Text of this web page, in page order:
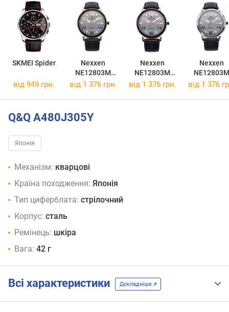
SKMEI Spider
Nexxen
NE12803M
GP/BLK/WHT/
Nexxen
NE12803M
RG/BLK/WHT/
Nexxen
NE12803M
PNP/PNP/
від 949 грн. від 1 376 грн. від 1 376 грн. від 1 376
Q&Q A480J305Y
Японія
Механізм: кварцові
Країна походження: Японія
Тип циферблата: стрілочний
Корпус: сталь
Ремінець: шкіра
Вага: 42 г
Всі характеристики Докладніше